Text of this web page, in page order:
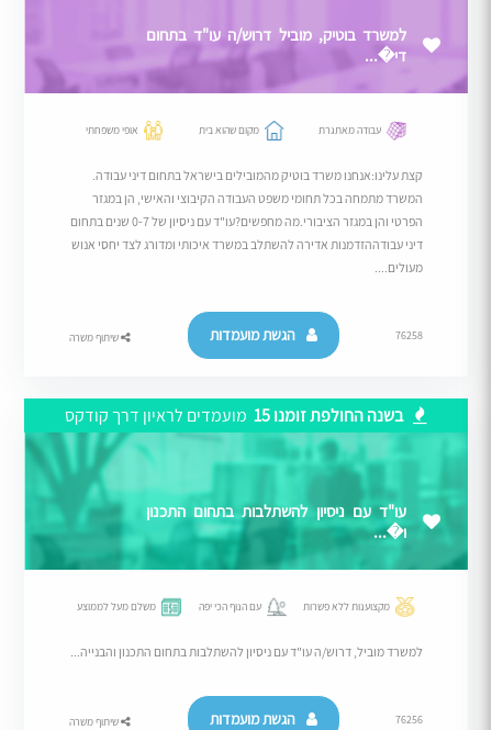
למשרד בוטיק, מוביל דרוש/ה עו"ד בתחום
די�...
עבודה מאתגרת מקום שהוא בית אופי משפחתי
קצת עלינו:אנחנו משרד בוטיק מהמובילים בישראל בתחום דיני עבודה.
המשרד מתמחה בכל תחומי משפט העבודה הקיבוצי והאישי, הן במגזר
הפרטי והן במגזר הציבורי.מה מחפשים?עו"ד עם ניסיון של 0-7 שנים בתחום
דיני עבודההזדמנות אדירה להשתלב במשרד איכותי ומדורג לצד יחסי אנוש
מעולים....
76258 הגשת מועמדות שיתוף משרה
בשנה החולפת זומנו 15 מועמדים לראיון דרך קודקס
עו"ד עם ניסיון להשתלבות בתחום התכנון
ו�...
מקצוענות ללא פשרות עם הנוף הכי יפה משלם מעל לממוצע
למשרד מוביל, דרוש/ה עו"ד עם ניסיון להשתלבות בתחום התכנון והבנייה...
76256 הגשת מועמדות שיתוף משרה